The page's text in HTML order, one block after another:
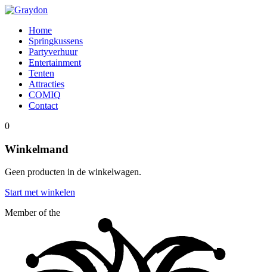
Home
Springkussens
Partyverhuur
Entertainment
Tenten
Attracties
COMIQ
Contact
0
Winkelmand
Geen producten in de winkelwagen.
Start met winkelen
Member of the